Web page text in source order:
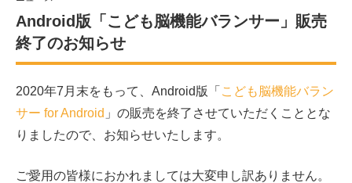
Android版「こども脳機能バランサー」販売
終了のお知らせ
2020年7月末をもって、Android版「 こども脳機能バラン
サー for Android 」の販売を終了させていただくこととな
りましたので、お知らせいたします。
ご愛用の皆様におかれましては大変申し訳ありません。